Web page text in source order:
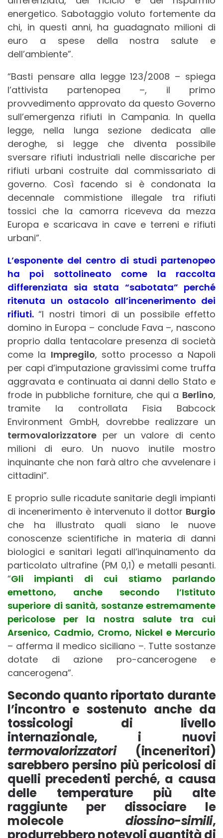
energetico. Sabotaggio voluto fortemente da
chi, in questi anni, ha guadagnato milioni di
euro a spese della nostra salute e
dell’ambiente”.
“Basti pensare alla legge 123/2008 – spiega
l’attivista partenopea –, il primo
provvedimento approvato da questo Governo
sull’emergenza rifiuti in Campania. In quella
legge, nella lunga sezione dedicata alle
deroghe, si legge che diventa possibile
sversare rifiuti industriali nelle discariche per
rifiuti urbani costruite dal commissariato di
governo. Così facendo si è condonata la
decennale commistione illegale tra rifiuti
tossici che la camorra riceveva da mezza
Europa e scaricava in cave e terreni e rifiuti
urbani”.
L’esponente del centro di studi partenopeo
ha poi sottolineato come la raccolta
differenziata sia stata “sabotata” perché
ritenuta un ostacolo all’incenerimento dei
rifiuti.“I nostri timori di un possibile effetto
domino in Europa – conclude Fava –, nascono
proprio dalla tentacolare presenza di società
come la Impregilo, sotto processo a Napoli
per capi d’imputazione gravissimi come truffa
aggravata e continuata ai danni dello Stato e
frode in pubbliche forniture, che qui a Berlino,
tramite la controllata Fisia Babcock
Environment GmbH, dovrebbe realizzare un
termovalorizzatore per un valore di cento
milioni di euro. Un nuovo inutile mostro
inquinante che non farà altro che avvelenare i
cittadini”.
E proprio sulle ricadute sanitarie degli impianti
di incenerimento è intervenuto il dottor Burgio
che ha illustrato quali siano le nuove
conoscenze scientifiche in materia di danni
biologici e sanitari legati all’inquinamento da
particolato ultrafine (PM 0,1) e metalli pesanti.
“Gli impianti di cui stiamo parlando
emettono, anche secondo l’Istituto
superiore di sanità, sostanze estremamente
pericolose per la nostra salute tra cui
Arsenico, Cadmio, Cromo, Nickel e Mercurio
– afferma il medico siciliano –. Tutte sostanze
dotate di azione pro-cancerogene e
cancerogena”.
Secondo quanto riportato durante
l’incontro e sostenuto anche da
tossicologi di livello
internazionale, i nuovi
termovalorizzatori(inceneritori)
sarebbero persino più pericolosi di
quelli precedenti perché, a causa
delle temperature più alte
raggiunte per dissociare le
molecole diossino-simili,